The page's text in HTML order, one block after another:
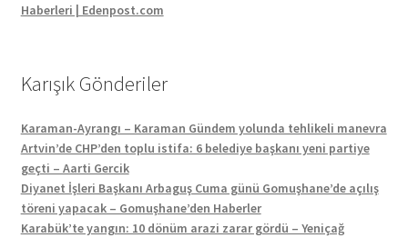
Haberleri | Edenpost.com
Karışık Gönderiler
Karaman-Ayrangı – Karaman Gündem yolunda tehlikeli manevra
Artvin’de CHP’den toplu istifa: 6 belediye başkanı yeni partiye
geçti – Aarti Gercik
Diyanet İşleri Başkanı Arbaguş Cuma günü Gomuşhane’de açılış
töreni yapacak – Gomuşhane’den Haberler
Karabük’te yangın: 10 dönüm arazi zarar gördü – Yeniçağ